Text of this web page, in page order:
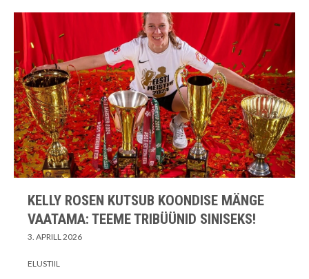
KELLY ROSEN KUTSUB KOONDISE MÄNGE
VAATAMA: TEEME TRIBÜÜNID SINISEKS!
3. APRILL 2026
ELUSTIIL